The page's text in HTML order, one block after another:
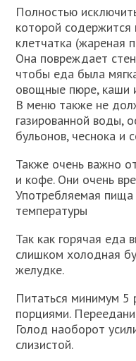
Полностью
которой содержится
клетчатка (жареная
Она повреждает
чтобы еда была
овощные пюре, каши
В меню также не
газированной воды,
бульонов, чеснока и
Также очень важно
и кофе. Они очень
Употребляемая
температуры
Так как горячая еда
слишком холодная
желудке.
Питаться минимум 5
порциями.
Голод наоборот
слизистой.